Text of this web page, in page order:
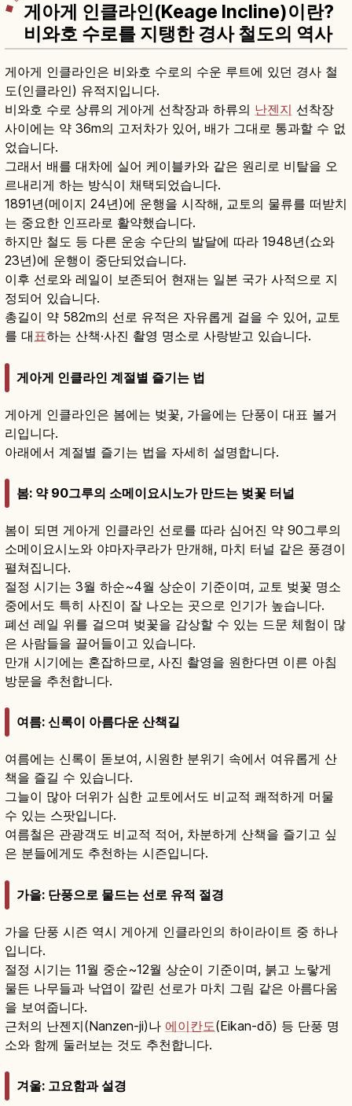
게아게 인클라인(Keage Incline)이란?
비와호 수로를 지탱한 경사 철도의 역사
게아게 인클라인은 비와호 수로의 수운 루트에 있던 경사 철
도(인클라인) 유적지입니다.
비와호 수로 상류의 게아게 선착장과 하류의 난젠지 선착장
사이에는 약 36m의 고저차가 있어, 배가 그대로 통과할 수 없
었습니다.
그래서 배를 대차에 실어 케이블카와 같은 원리로 비탈을 오
르내리게 하는 방식이 채택되었습니다.
1891년(메이지 24년)에 운행을 시작해, 교토의 물류를 떠받치
는 중요한 인프라로 활약했습니다.
하지만 철도 등 다른 운송 수단의 발달에 따라 1948년(쇼와
23년)에 운행이 중단되었습니다.
이후 선로와 레일이 보존되어 현재는 일본 국가 사적으로 지
정되어 있습니다.
총길이 약 582m의 선로 유적은 자유롭게 걸을 수 있어, 교토
를 대표하는 산책·사진 촬영 명소로 사랑받고 있습니다.
게아게 인클라인 계절별 즐기는 법
게아게 인클라인은 봄에는 벚꽃, 가을에는 단풍이 대표 볼거
리입니다.
아래에서 계절별 즐기는 법을 자세히 설명합니다.
봄: 약 90그루의 소메이요시노가 만드는 벚꽃 터널
봄이 되면 게아게 인클라인 선로를 따라 심어진 약 90그루의
소메이요시노와 야마자쿠라가 만개해, 마치 터널 같은 풍경이
펼쳐집니다.
절정 시기는 3월 하순~4월 상순이 기준이며, 교토 벚꽃 명소
중에서도 특히 사진이 잘 나오는 곳으로 인기가 높습니다.
폐선 레일 위를 걸으며 벚꽃을 감상할 수 있는 드문 체험이 많
은 사람들을 끌어들이고 있습니다.
만개 시기에는 혼잡하므로, 사진 촬영을 원한다면 이른 아침
방문을 추천합니다.
여름: 신록이 아름다운 산책길
여름에는 신록이 돋보여, 시원한 분위기 속에서 여유롭게 산
책을 즐길 수 있습니다.
그늘이 많아 더위가 심한 교토에서도 비교적 쾌적하게 머물
수 있는 스팟입니다.
여름철은 관광객도 비교적 적어, 차분하게 산책을 즐기고 싶
은 분들에게도 추천하는 시즌입니다.
가을: 단풍으로 물드는 선로 유적 절경
가을 단풍 시즌 역시 게아게 인클라인의 하이라이트 중 하나
입니다.
절정 시기는 11월 중순~12월 상순이 기준이며, 붉고 노랗게
물든 나무들과 낙엽이 깔린 선로가 마치 그림 같은 아름다움
을 보여줍니다.
근처의 난젠지(Nanzen-ji)나 에이칸도(Eikan-dō) 등 단풍 명
소와 함께 둘러보는 것도 추천합니다.
겨울: 고요함과 설경